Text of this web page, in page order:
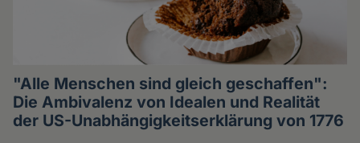
"Alle Menschen sind gleich geschaffen":
Die Ambivalenz von Idealen und Realität
der US-Unabhängigkeitserklärung von 1776